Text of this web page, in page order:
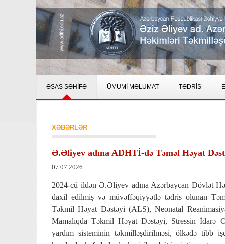
ƏSAS SƏHİFƏ ÜMUMİ MƏLUMAT TƏDRİS
XƏBƏRLƏR
Ə.Əliyev adına ADHTİ-də Təməl Həyat
07.07.2026
2024-cü ildən Ə.Əliyev adına Azərbaycan Dövlət
daxil edilmiş və müvəffəqiyyətlə tədris olunan
Təkmil Həyat Dəstəyi (ALS), Neonatal
Mamalıqda Təkmil Həyat Dəstəyi, Stressin İdarə
yardım sisteminin təkmilləşdirilməsi, ölkədə tibb